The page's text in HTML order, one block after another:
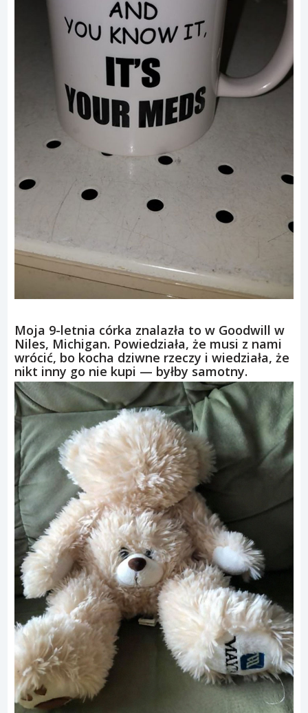
Moja 9-letnia córka znalazła to w Goodwill w
Niles, Michigan. Powiedziała, że musi z nami
wrócić, bo kocha dziwne rzeczy i wiedziała, że
nikt inny go nie kupi — byłby samotny.